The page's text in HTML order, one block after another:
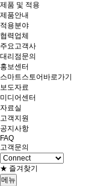
제품 및 적용
제품안내
적용분야
협력업체
주요고객사
대리점문의
홍보센터
스마트스토어바로가기
보도자료
미디어센터
자료실
고객지원
공지사항
FAQ
고객문의
★ 즐겨찾기
메뉴